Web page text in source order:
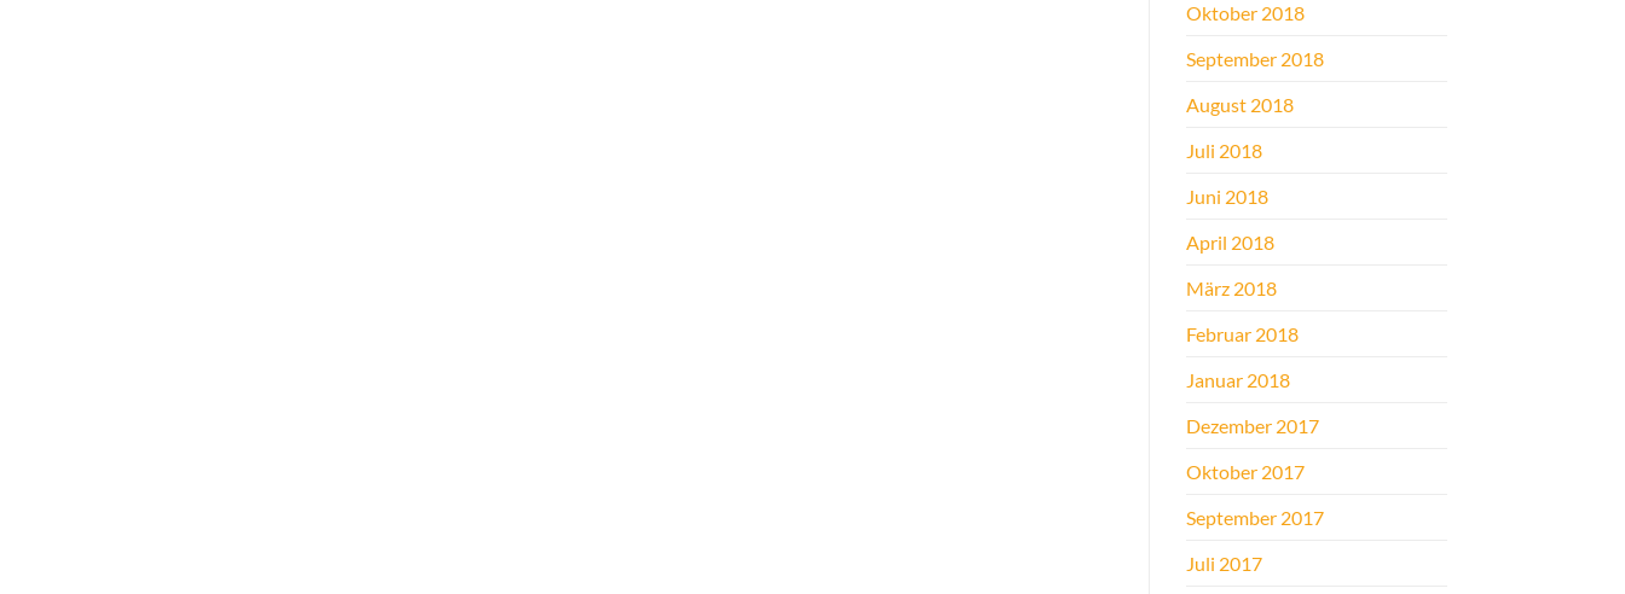
Oktober 2018
September 2018
August 2018
Juli 2018
Juni 2018
April 2018
März 2018
Februar 2018
Januar 2018
Dezember 2017
Oktober 2017
September 2017
Juli 2017